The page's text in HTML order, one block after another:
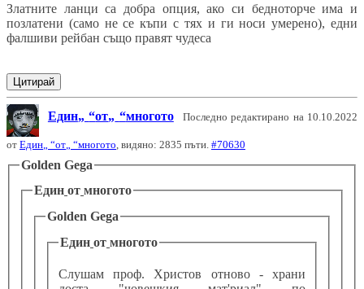
Златните ланци са добра опция, ако си бедноторче има и
позлатени (само не се къпи с тях и ги носи умерено), едни
фалшиви рейбан също правят чудеса
Цитирай
Един от многото Последно редактирано на 10.10.2022
от Един от многото , видяно: 2835 пъти. #70630
Golden Gega
Един от многото
Golden Gega
Един от многото
Слушам проф. Христов отново - храни